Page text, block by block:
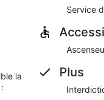
d'un petit déjeuner
la
Service
Plus